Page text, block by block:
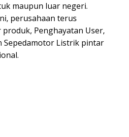
maupun luar negeri.
perusahaan terus
Penghayatan User,
Sepedamotor Listrik pintar